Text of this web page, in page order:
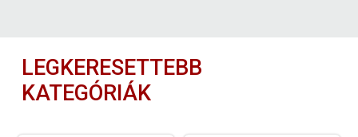
LEGKERESETTEBB
KATEGÓRIÁK